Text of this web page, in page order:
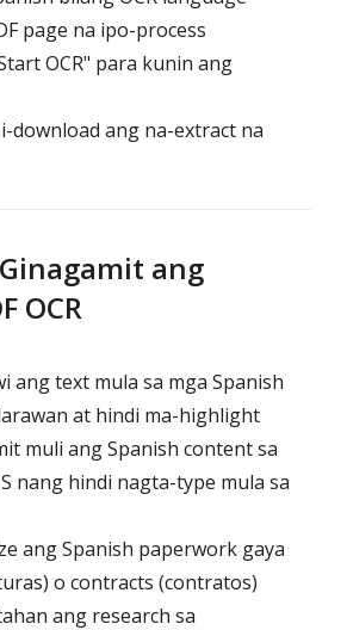
page na ipo-process
OCR" para kunin ang
download ang na-extract na
ang
OCR
ang text mula sa mga Spanish
at hindi ma-highlight
muli ang Spanish content sa
nang hindi nagta-type mula sa
ang Spanish paperwork gaya
o contracts (contratos)
ang research sa